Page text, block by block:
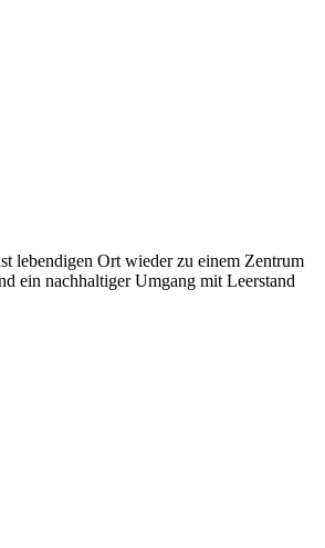
lebendigen Ort wieder zu einem Zentrum
ein nachhaltiger Umgang mit Leerstand